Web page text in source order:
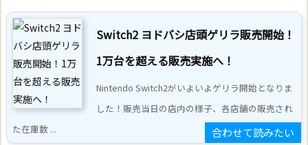
Switch2 ヨドバシ店頭ゲリラ販売開始！
1万台を超える販売実施へ！
Nintendo Switch2がいよいよゲリラ開始となりま
した！販売当日の店内の様子、各店舗の販売され
た在庫数 ...